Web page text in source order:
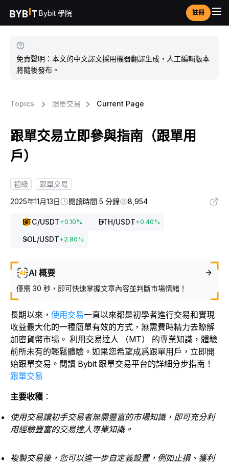
Bybit 學院 註冊
免責聲明：本文的中文譯文採用機器翻譯生成，人工編輯版本
將隨後發布。
Topics 跟單交易 Current Page
跟單交易立即參與指南（跟單用
戶）
初級
跟單交易
2025年11月13日
閱讀時間 5 分鐘 8,954
BTC/USDT+0.10% ETH/USDT+0.40%
SOL/USDT+2.80%
AI 概要
僅需 30 秒，即可快速掌握文章內容並判斷市場情緒！
長期以來， 使用交易一直以來都是初學者進行交易和實現
收益最大化的一種簡單有效的方式，無需費時精力去瞭解
加密貨幣市場。 利用交易達人 （MT） 的專業知識，體驗
前所未有的輕鬆體驗。 如果您希望成爲跟單用戶，立即開
始跟單交易。閱讀 Bybit 跟單交易平台的詳細分步指南！
跟單交易
主要收穫 ：
使用交易讓初手交易者無需豐富的市場知識，即可充分利
用經驗豐富的交易達人專業知識。
複製交易後，您可以進一步自定義設置，例如止損、獲利